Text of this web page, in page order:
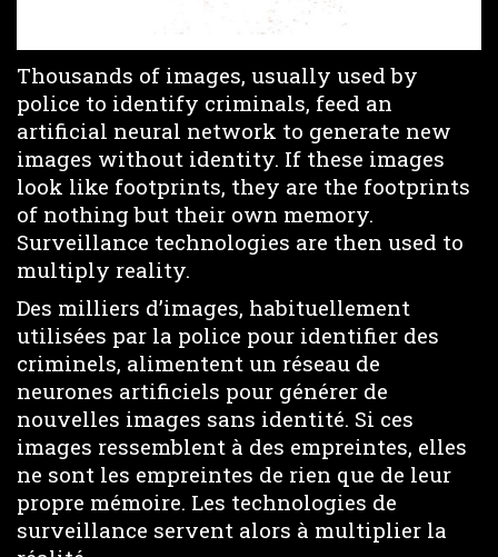
Thousands of images, usually used by
police to identify criminals, feed an
artificial neural network to generate new
images without identity. If these images
look like footprints, they are the footprints
of nothing but their own memory.
Surveillance technologies are then used to
multiply reality.
Des milliers d’images, habituellement
utilisées par la police pour identifier des
criminels, alimentent un réseau de
neurones artificiels pour générer de
nouvelles images sans identité. Si ces
images ressemblent à des empreintes, elles
ne sont les empreintes de rien que de leur
propre mémoire. Les technologies de
surveillance servent alors à multiplier la